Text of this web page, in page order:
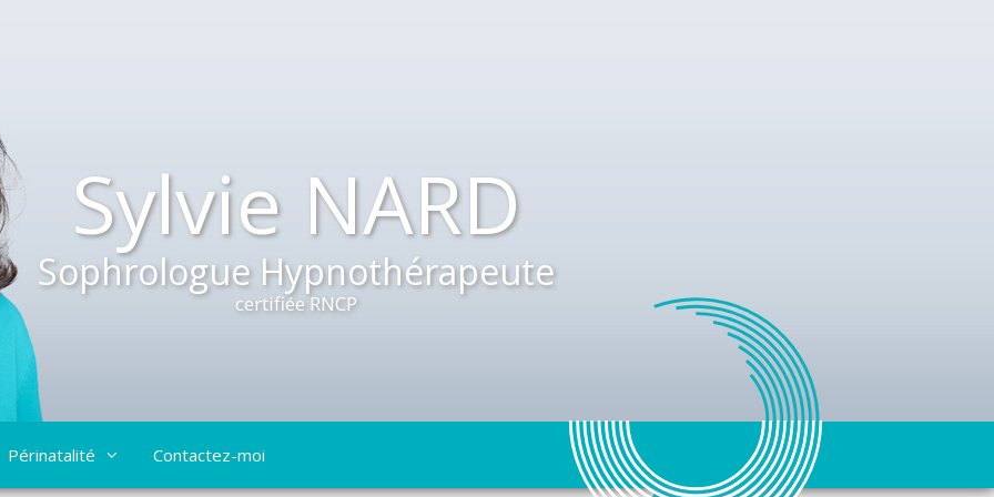
Sylvie NARD
Sophrologue Hypnothérapeute
certifiée RNCP
Périnatalité Contactez-moi